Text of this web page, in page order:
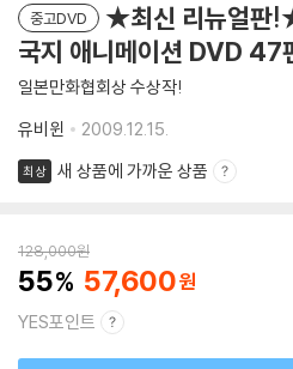
중고DVD
★최신 리뉴얼판
국지 애니메이션 DVD
일본만화협회상 수상작!
유비윈
2009.12.15.
최상 새 상품에 가까운 상품
128,000원
55 57,600
YES포인트